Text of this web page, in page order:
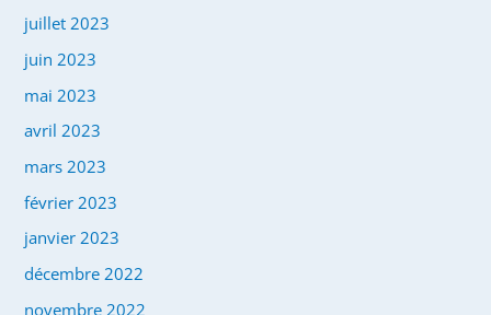
juillet 2023
juin 2023
mai 2023
avril 2023
mars 2023
février 2023
janvier 2023
décembre 2022
novembre 2022